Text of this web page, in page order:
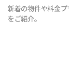
ンといえば株式
以上の中長期滞
新着の物件や料金
をご紹介。